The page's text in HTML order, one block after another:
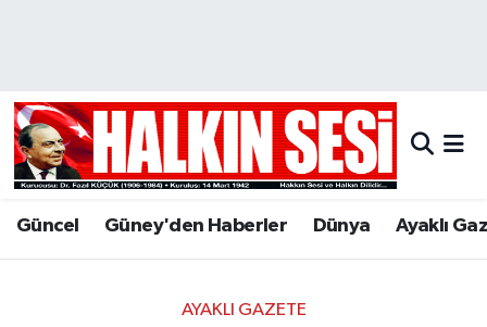
Güncel Güney'den Haberler Dünya Ayaklı
AYAKLI GAZETE
Hava Durumu
Trafik Durumu
Tüm Manşetler